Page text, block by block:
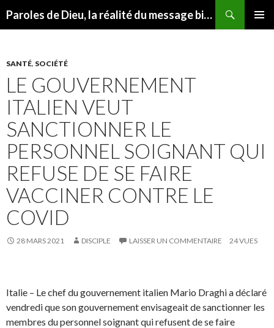
Paroles de Dieu, la réalité du message biblique
SANTÉ, SOCIÉTÉ
LE GOUVERNEMENT
ITALIEN VEUT
SANCTIONNER LE
PERSONNEL SOIGNANT QUI
REFUSE DE SE FAIRE
VACCINER CONTRE LE
COVID
28 MARS 2021 DISCIPLE LAISSER UN COMMENTAIRE 24 VUES
Italie – Le chef du gouvernement italien Mario Draghi a déclaré
vendredi que son gouvernement envisageait de sanctionner les
membres du personnel soignant qui refusent de se faire